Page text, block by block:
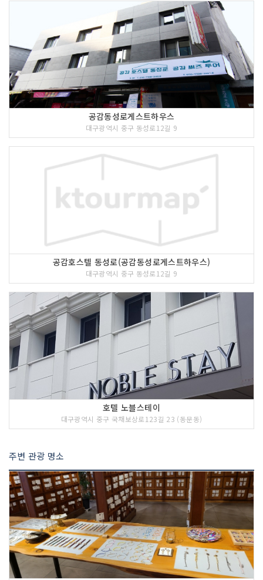
공감동성로게스트하우스
대구광역시 중구 동성로12길 9
공감호스텔 동성로(공감동성로게스트하우스)
대구광역시 중구 동성로12길 9
호텔 노블스테이
대구광역시 중구 국채보상로123길 23 (동문동)
주변 관광 명소